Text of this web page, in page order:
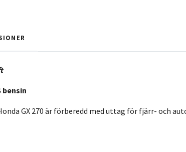
bensin
Honda GX 270 är förberedd med uttag för fjärr- och